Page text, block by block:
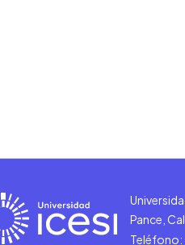
Pance,
Teléfono: